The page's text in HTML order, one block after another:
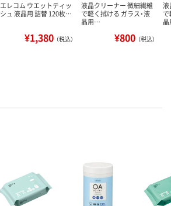
エレコム ウエットティッ
シュ 液晶用 詰替 120枚…
¥1,380 （税込）
液晶クリーナー 微細繊維
で軽く拭ける ガラス・液
晶用…
¥800 （税込）
液
で